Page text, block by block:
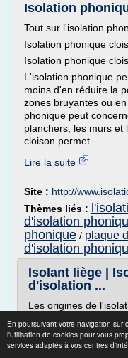
En poursuivant votre navigation sur
l'utilisation de cookies pour vous
services adaptés à vos centres
Isolation
Tout sur l'isolation
Isolation phonique
Isolation phonique
L'isolation phonique
moins d'en réduire la
zones bruyantes ou
phonique peut
planchers, les murs et
cloison permet...
Lire la suite
Site : http://
Thèmes liés :
d'isolation
phonique / plaque
d'isolation
Isolant liège |
d'isolation ...
Les origines de
Le liège est par
renouvelable: